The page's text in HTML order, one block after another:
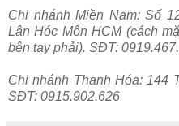
Chi nhánh Miền Nam: Số
Lân Hóc Môn HCM (cách
bên tay phải). SĐT:
Chi nhánh Thanh Hóa: 144
SĐT: 0915.902.626